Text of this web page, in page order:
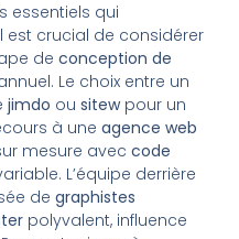
essentiels qui
est crucial de considérer
de conception de
Le choix entre un
jimdo ou sitewpour un
à une agence web
mesure avec code
L’équipe derrière
de graphistes
polyvalent, influence